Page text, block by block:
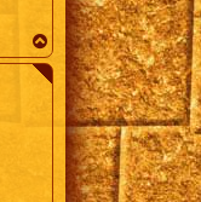
a
u